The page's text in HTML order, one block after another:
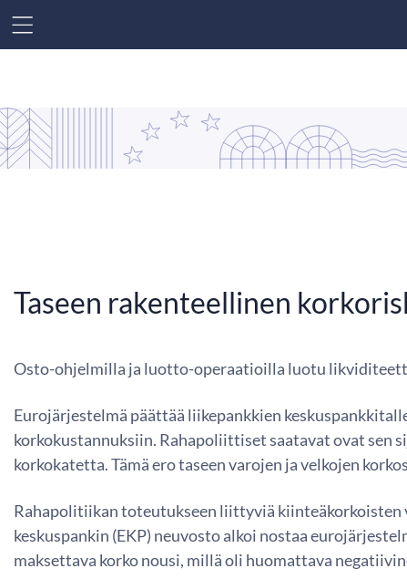
Taseen rakenteellinen
Osto-ohjelmilla ja luotto-operaatioilla luotu
Eurojärjestelmä päättää liikepankkien
korkokustannuksiin. Rahapoliittiset saatavat ovat sen
korkokatetta. Tämä ero taseen varojen ja velkojen
Rahapolitiikan toteutukseen liittyviä
keskuspankin (EKP) neuvosto alkoi nostaa
maksettava korko nousi, millä oli huomattava